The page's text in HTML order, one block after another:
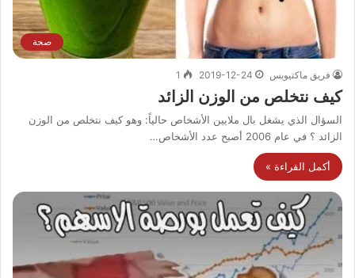
صحة
فريق ماكتيوبس 2019-12-24
1
كيف نتخلص من الوزن الزائد
السؤال الذي يشغل بال ملايين الأشخاص حالياً: وهو كيف نتخلص من الوزن
الزائد ؟ في عام 2006 أصبح عدد الأشخاص…
أكمل القراءة »